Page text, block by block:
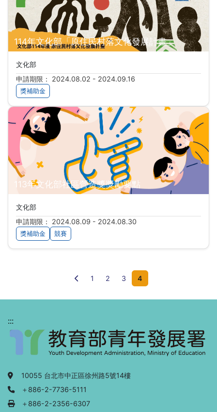
114年文化部「原住民村落文化發展計畫」
文化部
申請期限： 2024.08.02 - 2024.09.16
獎補助金
113年文化部社區營造獎獎勵要點
文化部
申請期限： 2024.08.09 - 2024.08.30
獎補助金 競賽
前一頁
1 2 3 4
:::
地址：
10055 台北市中正區徐州路5號14樓
電話：
＋886-2-7736-5111
傳真：
＋886-2-2356-6307